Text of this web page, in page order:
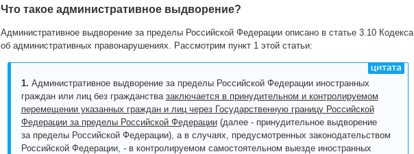
Что такое административное выдворение?
Административное выдворение за пределы Российской Федерации описано в статье 3.10 Кодекса
об административных правонарушениях. Рассмотрим пункт 1 этой статьи:
1. Административное выдворение за пределы Российской Федерации иностранных
граждан или лиц без гражданства заключается в принудительном и контролируемом
перемещении указанных граждан и лиц через Государственную границу Российской
Федерации за пределы Российской Федерации(далее - принудительное выдворение
за пределы Российской Федерации), а в случаях, предусмотренных законодательством
Российской Федерации, - в контролируемом самостоятельном выезде иностранных